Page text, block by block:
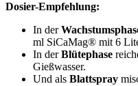
Dosier-Empfehlung:
In der
ml SiCaMag® mit 6
In derBlütephase
Gießwasser.
Und als Blattspray